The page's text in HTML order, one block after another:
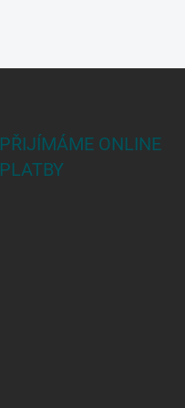
PŘIJÍMÁME ONLINE
PLATBY